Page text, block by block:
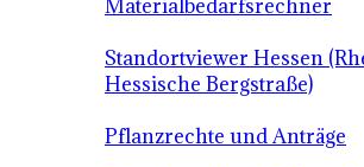
Materialbedarfsrechner
Standortviewer Hessen
Hessische Bergstraße)
Pflanzrechte und Anträge